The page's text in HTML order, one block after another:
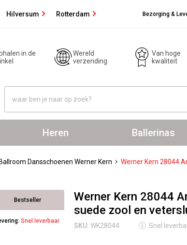
Hilversum Rotterdam Bezorging &
in de
Wereld
verzending
Van hoge
kwaliteit
Heren Ballerinas
Ballroom Dansschoenen Werner Kern Werner Kern 28044
Bestseller
Snel leverbaar
Werner Kern 28044
suede zool en
SKU: WK28044 Snel